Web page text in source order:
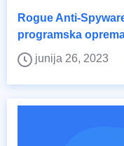
Rogue Anti-
programska
junija 26, 2023